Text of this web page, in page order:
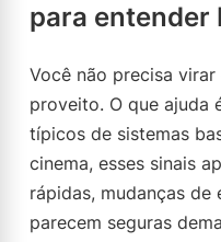
para entender
Você não precisa
proveito. O que ajuda
típicos de sistemas
cinema, esses sinais
rápidas, mudanças
parecem seguras